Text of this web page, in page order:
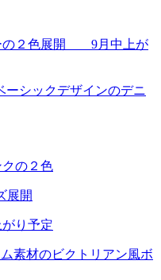
の２色展開 9月中上が
ーシックデザインのデニ
の２色
展開
り予定
素材のビクトリアン風ボ